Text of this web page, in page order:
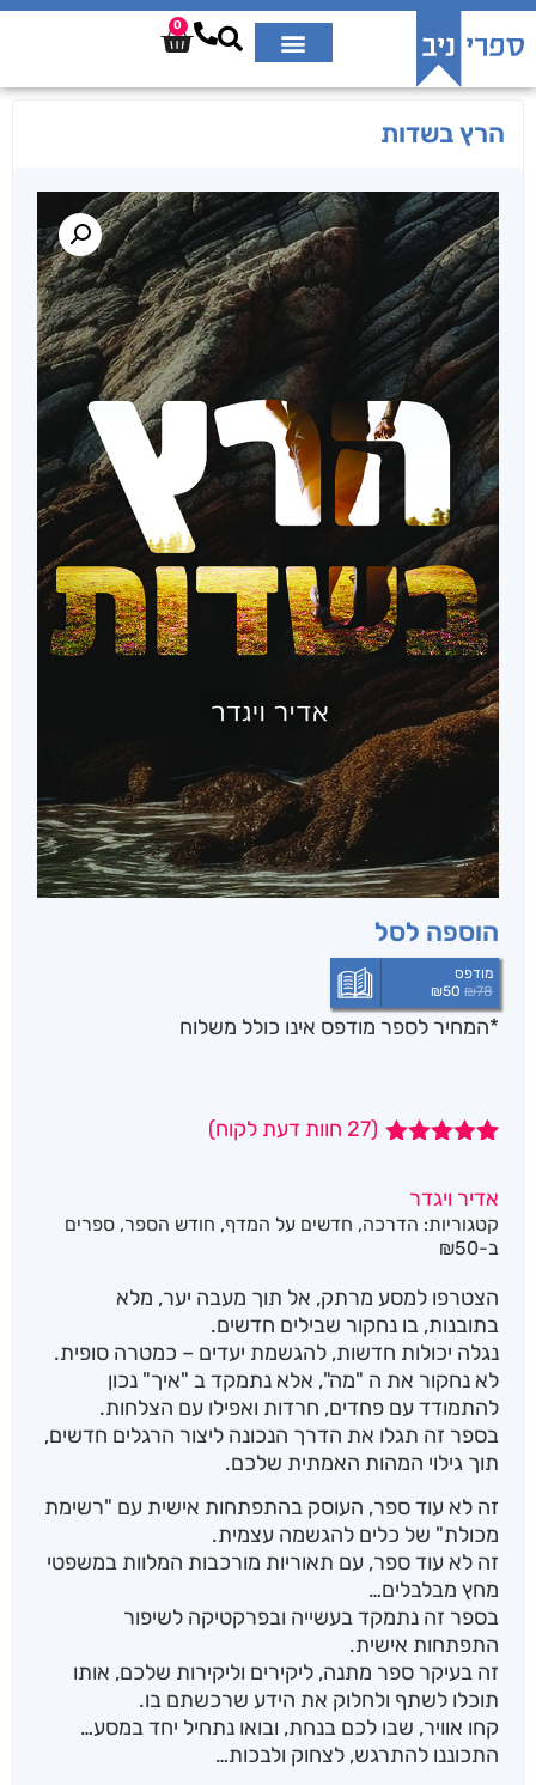
0
הרץ בשדות
הוספה לסל
מודפס
₪78
₪50
*המחיר לספר מודפס אינו כולל משלוח
מבוסס על
דירוגים של
לקוחות
(
27 חוות דעת לקוח)
אדיר ויגדר
קטגוריות: הדרכה, חדשים על המדף, חודש הספר, ספרים
ב-₪50
הצטרפו למסע מרתק, אל תוך מעבה יער, מלא
בתובנות, בו נחקור שבילים חדשים.
נגלה יכולות חדשות, להגשמת יעדים – כמטרה סופית.
לא נחקור את ה "מה", אלא נתמקד ב "איך" נכון
להתמודד עם פחדים, חרדות ואפילו עם הצלחות.
בספר זה תגלו את הדרך הנכונה ליצור הרגלים חדשים,
תוך גילוי המהות האמתית שלכם.
זה לא עוד ספר, העוסק בהתפתחות אישית עם "רשימת
מכולת" של כלים להגשמה עצמית.
זה לא עוד ספר, עם תאוריות מורכבות המלוות במשפטי
מחץ מבלבלים…
בספר זה נתמקד בעשייה ובפרקטיקה לשיפור
התפתחות אישית.
זה בעיקר ספר מתנה, ליקירים וליקירות שלכם, אותו
תוכלו לשתף ולחלוק את הידע שרכשתם בו.
קחו אוויר, שבו לכם בנחת, ובואו נתחיל יחד במסע…
התכוננו להתרגש, לצחוק ולבכות…